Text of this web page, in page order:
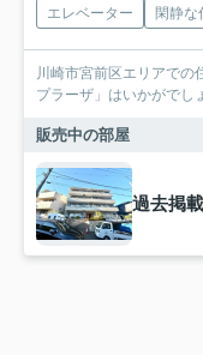
エレベーター 閑静な
川崎市宮前区エリアでの
プラーザ」はいかがでし
販売中の部屋
過去掲